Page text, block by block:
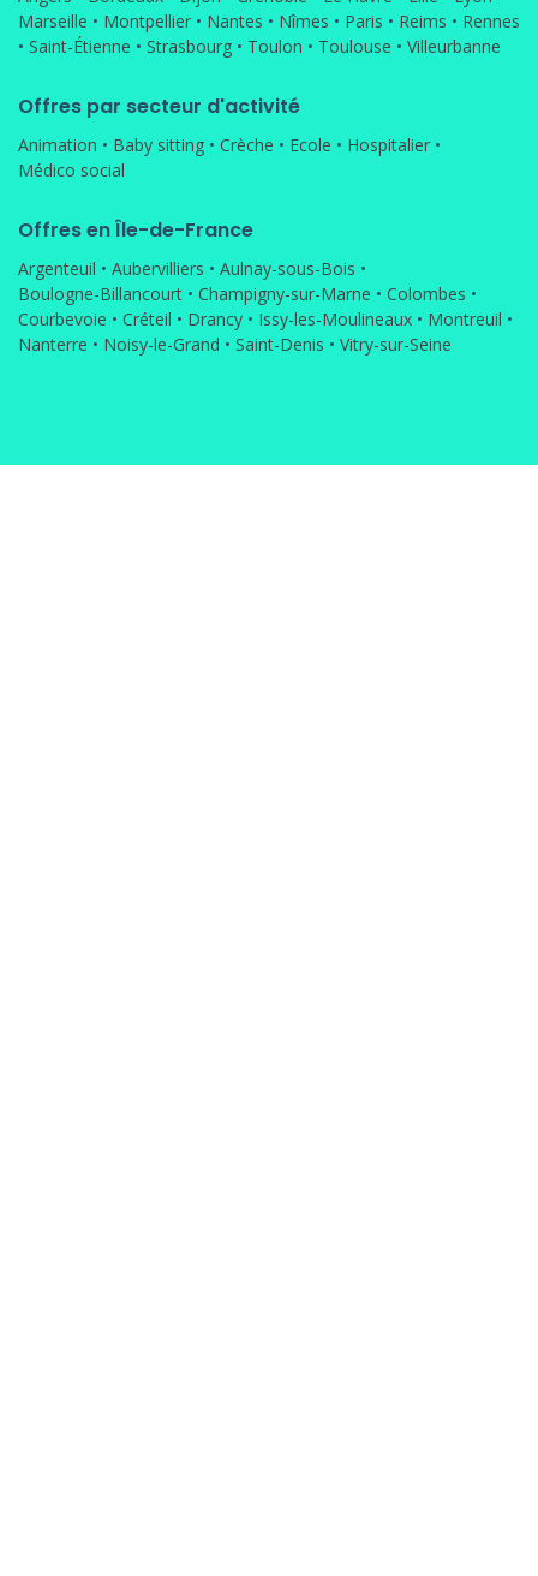
Marseille • Montpellier • Nantes • Nîmes • Paris • Reims • Rennes
• Saint-Étienne • Strasbourg • Toulon • Toulouse • Villeurbanne
Offres par secteur d'activité
Animation • Baby sitting • Crèche • Ecole • Hospitalier •
Médico social
Offres en Île-de-France
Argenteuil • Aubervilliers • Aulnay-sous-Bois •
Boulogne-Billancourt • Champigny-sur-Marne • Colombes •
Courbevoie • Créteil • Drancy • Issy-les-Moulineaux • Montreuil •
Nanterre • Noisy-le-Grand • Saint-Denis • Vitry-sur-Seine